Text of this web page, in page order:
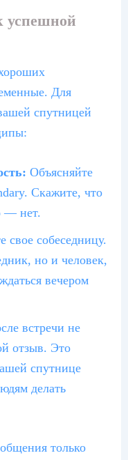
успешной
Для
спутницей
Объясняйте
Скажите, что
— нет.
свое собеседницу.
но и человек,
вечером
встречи не
отзыв. Это
спутнице
делать
только